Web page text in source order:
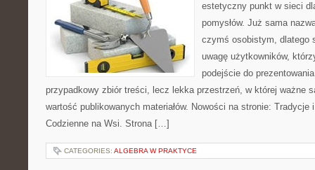
estetyczny punkt w sieci
pomysłów. Już sama
czymś osobistym, dlatego
uwagę użytkowników,
podejście do
przypadkowy zbiór treści, lecz lekka przestrzeń, w której ważne
wartość publikowanych materiałów. Nowości na stronie:
Codzienne na Wsi. Strona […]
CATEGORIES: ALGEBRA W PRAKTYCE